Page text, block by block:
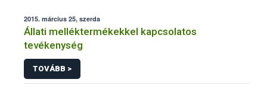
2015. március 25, szerda
Állati melléktermékekkel kapcsolatos
tevékenység
TOVÁBB >